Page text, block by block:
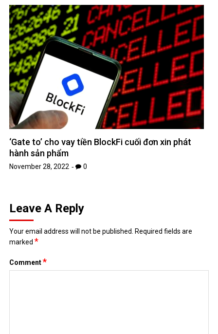
‘Gate to’ cho vay tiền BlockFi cuối đơn xin phát
hành sản phẩm
November 28, 2022 0
Leave A Reply
Your email address will not be published. Required fields are
marked*
Comment*